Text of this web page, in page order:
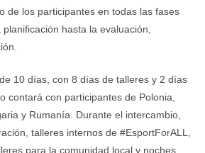
de los participantes en todas las fases
hasta la evaluación,
10 días, con 8 días de talleres y 2 días
contará con participantes de Polonia,
y Rumanía. Durante el intercambio,
talleres internos de #EsportForALL,
para la comunidad local y noches